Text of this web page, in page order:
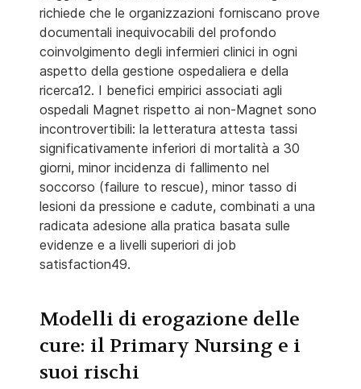
richiede che le organizzazioni forniscano prove
documentali inequivocabili del profondo
coinvolgimento degli infermieri clinici in ogni
aspetto della gestione ospedaliera e della
ricerca12. I benefici empirici associati agli
ospedali Magnet rispetto ai non-Magnet sono
incontrovertibili: la letteratura attesta tassi
significativamente inferiori di mortalità a 30
giorni, minor incidenza di fallimento nel
soccorso (failure to rescue), minor tasso di
lesioni da pressione e cadute, combinati a una
radicata adesione alla pratica basata sulle
evidenze e a livelli superiori di job
satisfaction49.
Modelli di erogazione delle
cure: il Primary Nursing e i
suoi rischi